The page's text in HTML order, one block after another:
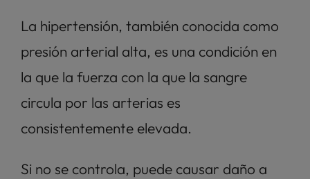
La hipertensión, también conocida como
presión arterial alta, es una condición en
la que la fuerza con la que la sangre
circula por las arterias es
consistentemente elevada.
Si no se controla, puede causar daño a